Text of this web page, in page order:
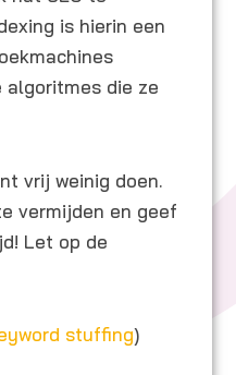
is hierin een
algoritmes die ze
vrij weinig doen.
vermijden en geef
Let op de
stuffing)